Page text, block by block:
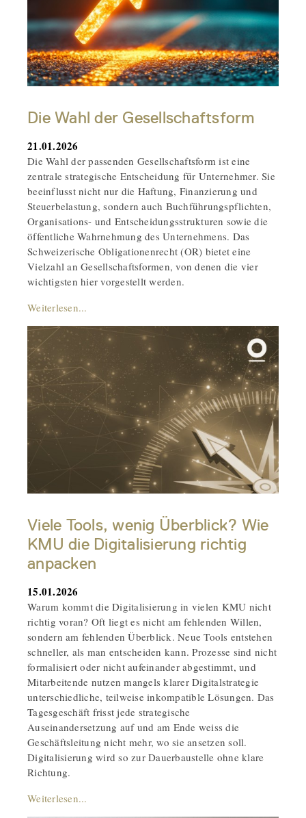
Die Wahl der Gesellschaftsform
21.01.2026
Die Wahl der passenden Gesellschaftsform ist eine
zentrale strategische Entscheidung für Unternehmer. Sie
beeinflusst nicht nur die Haftung, Finanzierung und
Steuerbelastung, sondern auch Buchführungspflichten,
Organisations- und Entscheidungsstrukturen sowie die
öffentliche Wahrnehmung des Unternehmens. Das
Schweizerische Obligationenrecht (OR) bietet eine
Vielzahl an Gesellschaftsformen, von denen die vier
wichtigsten hier vorgestellt werden.
Weiterlesen...
Viele Tools, wenig Überblick? Wie
KMU die Digitalisierung richtig
anpacken
15.01.2026
Warum kommt die Digitalisierung in vielen KMU nicht
richtig voran? Oft liegt es nicht am fehlenden Willen,
sondern am fehlenden Überblick. Neue Tools entstehen
schneller, als man entscheiden kann. Prozesse sind nicht
formalisiert oder nicht aufeinander abgestimmt, und
Mitarbeitende nutzen mangels klarer Digitalstrategie
unterschiedliche, teilweise inkompatible Lösungen. Das
Tagesgeschäft frisst jede strategische
Auseinandersetzung auf und am Ende weiss die
Geschäftsleitung nicht mehr, wo sie ansetzen soll.
Digitalisierung wird so zur Dauerbaustelle ohne klare
Richtung.
Weiterlesen...